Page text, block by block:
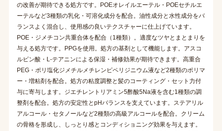
の改善が期待できる処方です。POEオレイルエーテル・POEセチルエ
ーテルなど3種類の乳化・可溶化成分を配合。油性成分と水性成分をバ
ランスよく混合し、使用感の良いテクスチャーに仕上げています。
POE・ジメチコン共重合体を配合（1種類）。適度なツヤとまとまりを
与える処方です。PPGを使用。処方の基剤として機能します。アスコ
ルビン酸・L-テアニンによる保湿・補修効果が期待できます。高重合
PEG・ポリ塩化ジメチルメチレンピペリジニウム液など2種類のポリマ
ー・増粘剤を配合。処方の粘度調整と髪のコーティング・セット力付
与に寄与します。ジエチレントリアミン5酢酸5Na液を含む1種類の調
整剤を配合。処方の安定性とpHバランスを支えています。ステアリル
アルコール・セタノールなど2種類の高級アルコールを配合。クリーム
の骨格を形成し、しっとり感とコンディショニング効果を与えます。